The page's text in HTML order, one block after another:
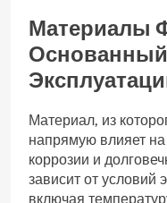
Материалы
Основанный
Материал, из
напрямую влияет на
коррозии и
зависит от условий
включая